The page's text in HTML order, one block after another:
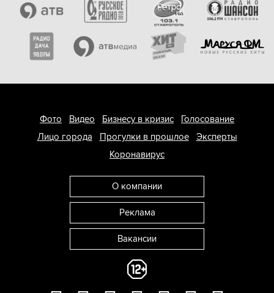
Фото Видео Бизнесу в кризис
Голосование
Лицо города
Прогулки в прошлое
Эксперты
Коронавирус
О компании
Реклама
Вакансии